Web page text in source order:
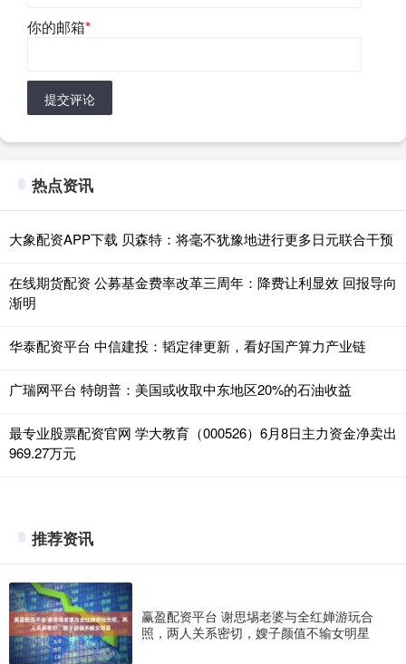
你的邮箱*
提交评论
热点资讯
大象配资APP下载 贝森特：将毫不犹豫地进行更多日元联合干预
在线期货配资 公募基金费率改革三周年：降费让利显效 回报导向
渐明
华泰配资平台 中信建投：韬定律更新，看好国产算力产业链
广瑞网平台 特朗普：美国或收取中东地区20%的石油收益
最专业股票配资官网 学大教育（000526）6月8日主力资金净卖出
969.27万元
推荐资讯
赢盈配资平台 谢思埸老婆与全红婵游玩合
照，两人关系密切，嫂子颜值不输女明星